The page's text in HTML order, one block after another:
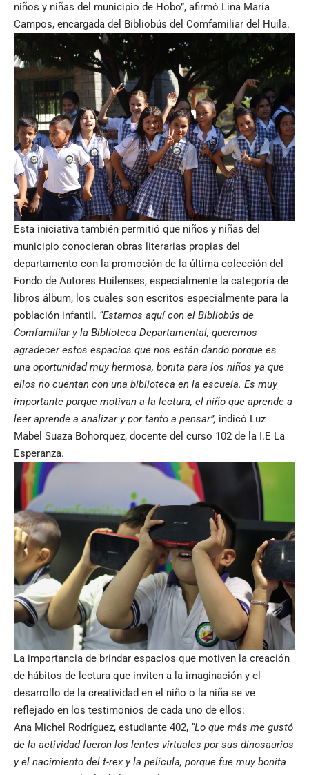
niños y niñas del municipio de Hobo”, afirmó Lina María
Campos, encargada del Bibliobús del Comfamiliar del Huila.
Esta iniciativa también permitió que niños y niñas del
municipio conocieran obras literarias propias del
departamento con la promoción de la última colección del
Fondo de Autores Huilenses, especialmente la categoría de
libros álbum, los cuales son escritos especialmente para la
población infantil. “Estamos aquí con el Bibliobús de
Comfamiliar y la Biblioteca Departamental, queremos
agradecer estos espacios que nos están dando porque es
una oportunidad muy hermosa, bonita para los niños ya que
ellos no cuentan con una biblioteca en la escuela. Es muy
importante porque motivan a la lectura, el niño que aprende a
leer aprende a analizar y por tanto a pensar”, indicó Luz
Mabel Suaza Bohorquez, docente del curso 102 de la I.E La
Esperanza.
La importancia de brindar espacios que motiven la creación
de hábitos de lectura que inviten a la imaginación y el
desarrollo de la creatividad en el niño o la niña se ve
reflejado en los testimonios de cada uno de ellos:
Ana Michel Rodríguez, estudiante 402, “Lo que más me gustó
de la actividad fueron los lentes virtuales por sus dinosaurios
y el nacimiento del t-rex y la película, porque fue muy bonita